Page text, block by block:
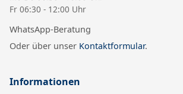
Fr 06:30 - 12:00 Uhr
WhatsApp-Beratung
Oder über unser Kontaktformular.
Informationen